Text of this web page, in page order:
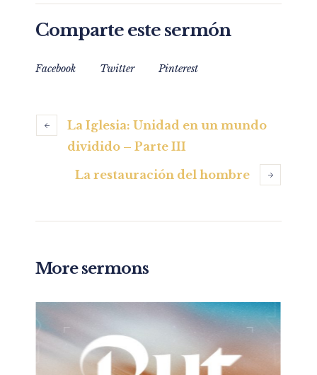
Comparte este sermón
Facebook Twitter Pinterest
La Iglesia: Unidad en un mundo
dividido – Parte III
La restauración del hombre
More sermons